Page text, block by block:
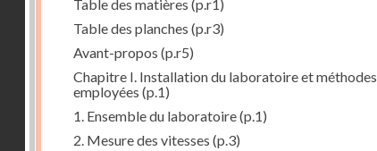
Table des matières (p.r1)
Table des planches (p.r3)
Avant-propos (p.r5)
Chapitre I. Installation du laboratoire et méthodes
employées (p.1)
1. Ensemble du laboratoire(p.1)
2. Mesure des vitesses (p.3)